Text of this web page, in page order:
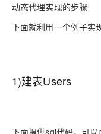
动态代理实现的步骤
下面就利用一个例子实
1)建表Users
下面提供sql代码，可